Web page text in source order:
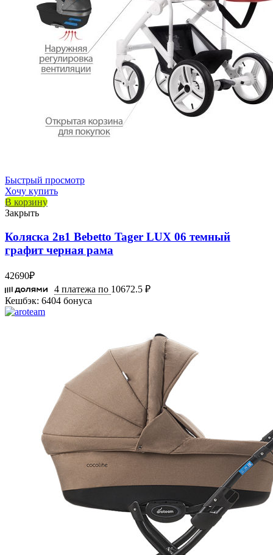
Быстрый просмотр
Хочу купить
В корзину
Закрыть
Коляска 2в1 Bebetto Tager LUX 06 темный
графит черная рама
42690₽
4 платежа по 10672.5 ₽
Кешбэк: 6404 бонуса